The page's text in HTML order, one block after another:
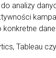
analizy
Tableau